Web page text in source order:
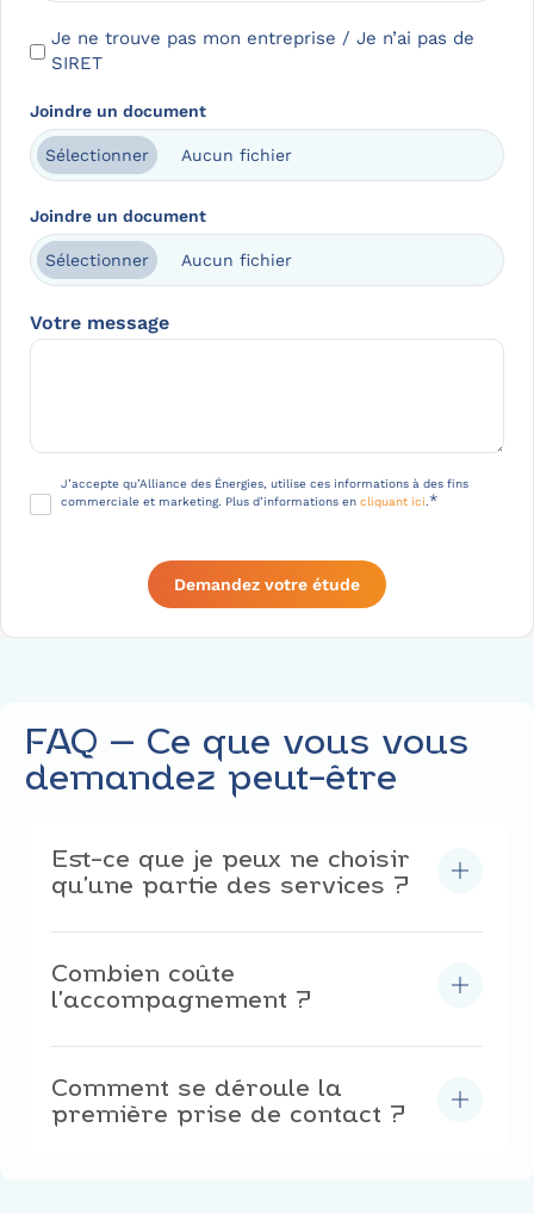
SIRET
apparition
Je ne trouve pas mon entreprise / Je n’ai pas de
SIRET
Joindre un document
Sélectionner Aucun fichier
Joindre un document
Sélectionner Aucun fichier
Votre message
RGPD
*
J’accepte qu’Alliance des Énergies, utilise ces informations à des fins
commerciale et marketing. Plus d’informations en cliquant ici.*
FAQ – Ce que vous vous
demandez peut-être
Est-ce que je peux ne choisir
qu’une partie des services ?
adaptons notre intervention à vos besoins, sans
Combien coûte
l’accompagnement ?
auditde votre profil énergétique. Nous proposons
engagements.
Comment se déroule la
première prise de contact ?